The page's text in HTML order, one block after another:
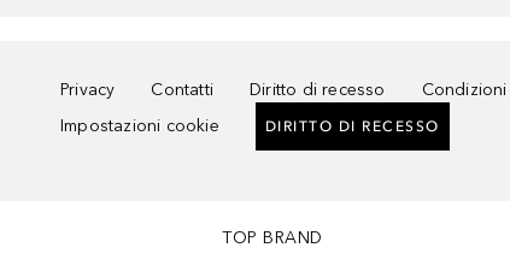
Privacy Contatti Diritto di recesso
Impostazioni cookie
DIRITTO DI RECESSO
TOP BRAND